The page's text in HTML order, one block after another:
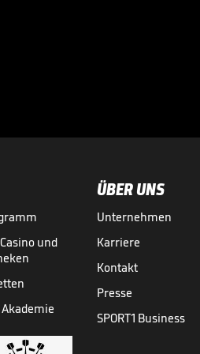
und
Akademie
ÜBER UNS
Unternehmen
Karriere
Kontakt
Presse
SPORT1 Business